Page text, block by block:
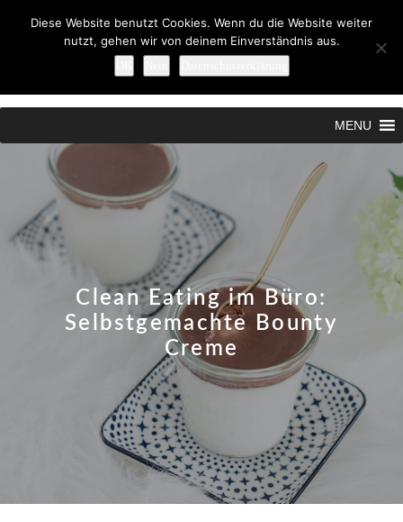
MENU
Clean Eating im Büro:
Selbstgemachte Bounty
Creme
Diese Website benutzt Cookies. Wenn du die Website weiter
nutzt, gehen wir von deinem Einverständnis aus.